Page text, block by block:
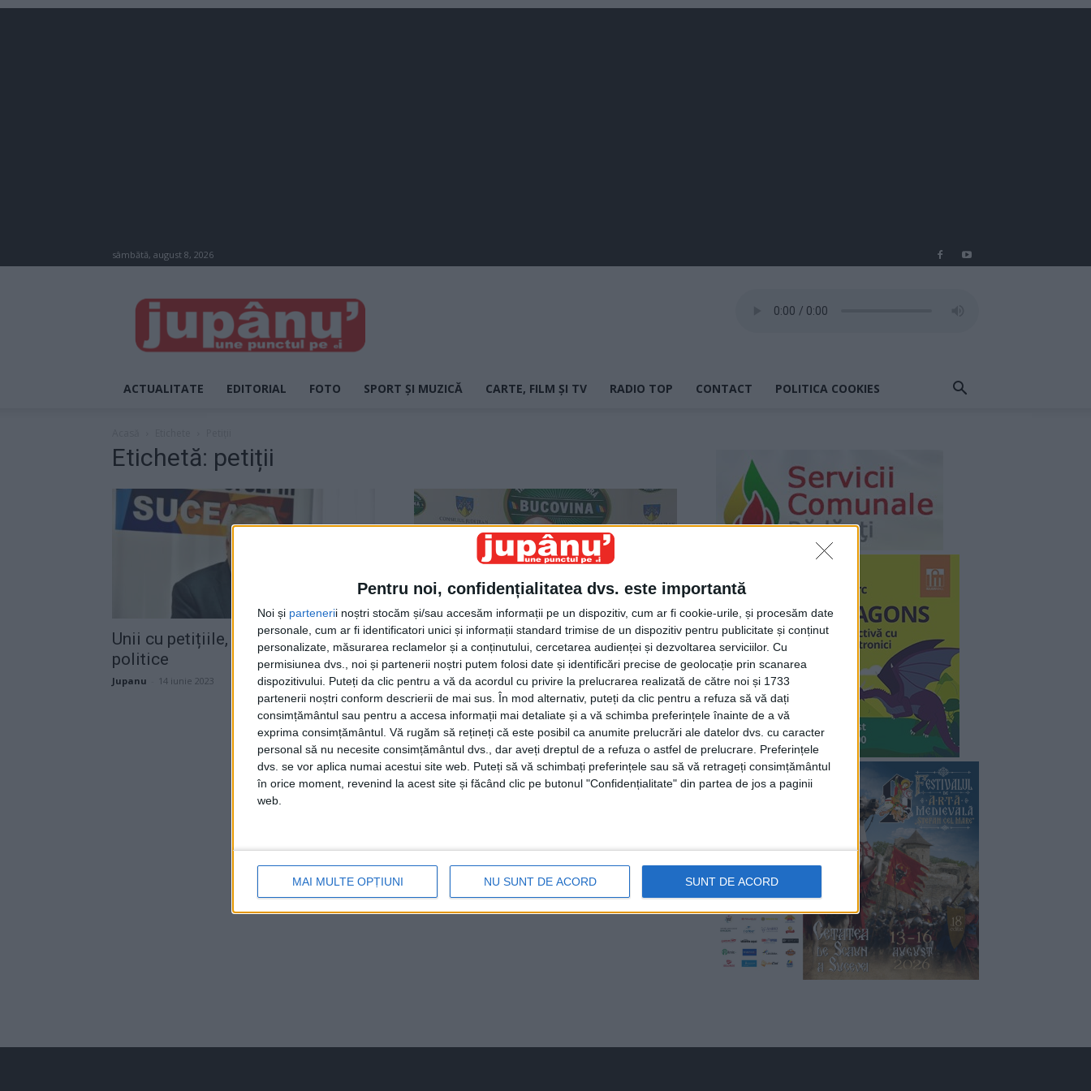
Pentru noi, confidențialitatea dvs. este importantă
Noi și partenerii noștri stocăm și/sau accesăm informații pe un dispozitiv, cum ar fi cookie-urile, și procesăm date
personale, cum ar fi identificatori unici și informații standard trimise de un dispozitiv pentru publicitate și conținut
personalizate, măsurarea reclamelor și a conținutului, cercetarea audienței și dezvoltarea serviciilor. Cu
permisiunea dvs., noi și partenerii noștri putem folosi date și identificări precise de geolocație prin scanarea
dispozitivului. Puteți da clic pentru a vă da acordul cu privire la prelucrarea realizată de către noi și 1733
partenerii noștri conform descrierii de mai sus. În mod alternativ, puteți da clic pentru a refuza să vă dați
consimțământul sau pentru a accesa informații mai detaliate și a vă schimba preferințele înainte de a vă
exprima consimțământul. Vă rugăm să rețineți că este posibil ca anumite prelucrări ale datelor dvs. cu caracter
personal să nu necesite consimțământul dvs., dar aveți dreptul de a refuza o astfel de prelucrare. Preferințele
dvs. se vor aplica numai acestui site web. Puteți să vă schimbați preferințele sau să vă retrageți consimțământul
în orice moment, revenind la acest site și făcând clic pe butonul "Confidențialitate" din partea de jos a paginii
web.
MAI MULTE OPȚIUNI NU SUNT DE ACORD SUNT DE ACORD
sâmbătă, august 8, 2026
JUPÂNU'
ACTUALITATE EDITORIAL FOTO SPORT ȘI MUZICĂ CARTE, FILM ȘI TV RADIO TOP CONTACT POLITICA COOKIES
Etichetă: petiții
Unii cu petițiile, alții cu jocurile
politice
Jupanu 14 iunie 2023
Petiționari ținuți la distanță
Jupanu - 23 februarie 2023